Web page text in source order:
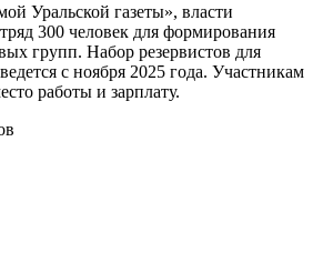
Уральской газеты», власти
300 человек для формирования
групп. Набор резервистов для
с ноября 2025 года. Участникам
работы и зарплату.